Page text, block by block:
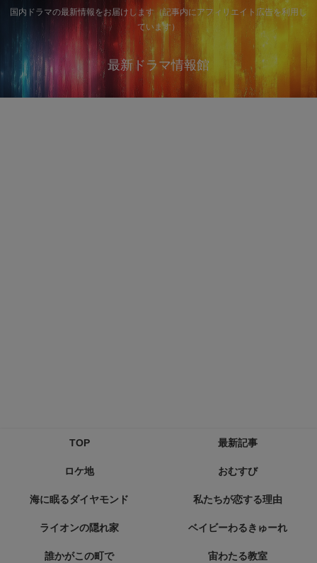
国内ドラマの最新情報をお届けします（記事内にアフィリエイト広告を利用し
ています）
最新ドラマ情報館
TOP 最新記事
ロケ地 おむすび
海に眠るダイヤモンド 私たちが恋する理由
ライオンの隠れ家 ベイビーわるきゅーれ
誰かがこの町で 宙わたる教室